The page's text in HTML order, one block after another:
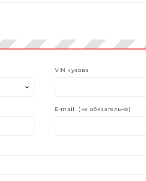
VIN кузова
E-mail (не обязательно)